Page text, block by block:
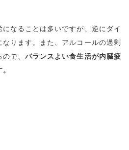
なることは多いですが、逆にダイ
ります。また、アルコールの過剰
で、 バランスよい食生活が内臓疲